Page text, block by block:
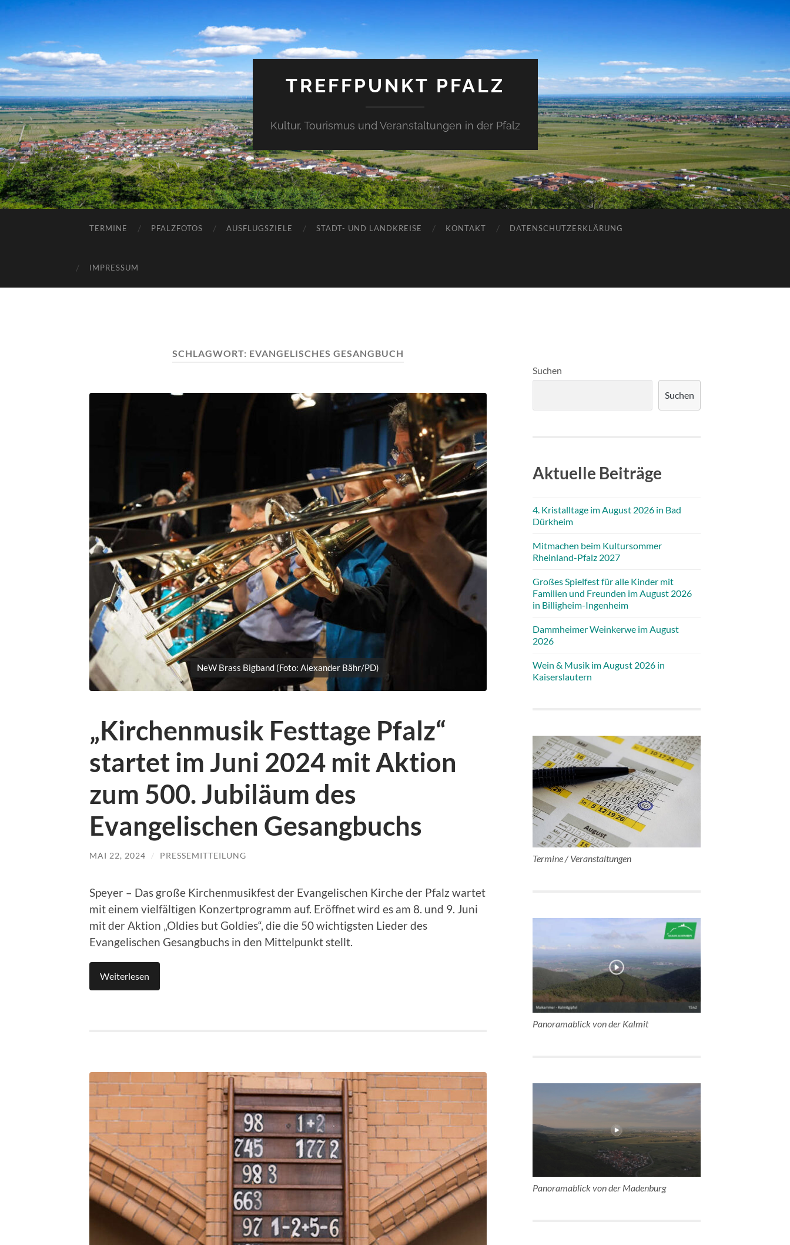
TREFFPUNKT PFALZ
Kultur, Tourismus und Veranstaltungen in der Pfalz
TERMINE PFALZFOTOS AUSFLUGSZIELE STADT- UND LANDKREISE KONTAKT DATENSCHUTZERKLÄRUNG
IMPRESSUM
SCHLAGWORT: EVANGELISCHES GESANGBUCH
NeW Brass Bigband (Foto: Alexander Bähr/PD)
„Kirchenmusik Festtage Pfalz“
startet im Juni 2024 mit Aktion
zum 500. Jubiläum des
Evangelischen Gesangbuchs
MAI 22, 2024 / PRESSEMITTEILUNG
Speyer – Das große Kirchenmusikfest der Evangelischen Kirche der Pfalz wartet
mit einem vielfältigen Konzertprogramm auf. Eröffnet wird es am 8. und 9. Juni
mit der Aktion „Oldies but Goldies“, die die 50 wichtigsten Lieder des
Evangelischen Gesangbuchs in den Mittelpunkt stellt.
Weiterlesen
Suchen
Suchen
Aktuelle Beiträge
4. Kristalltage im August 2026 in Bad
Dürkheim
Mitmachen beim Kultursommer
Rheinland-Pfalz 2027
Großes Spielfest für alle Kinder mit
Familien und Freunden im August 2026
in Billigheim-Ingenheim
Dammheimer Weinkerwe im August
2026
Wein & Musik im August 2026 in
Kaiserslautern
Termine / Veranstaltungen
Panoramablick von der Kalmit
Panoramablick von der Madenburg